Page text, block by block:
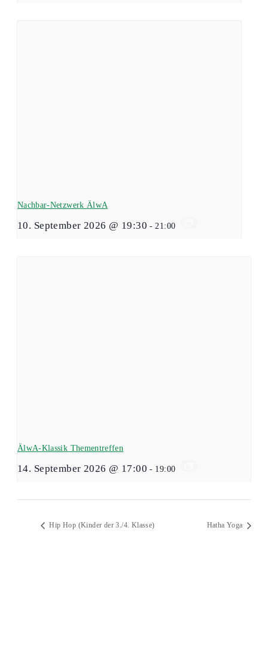
Nachbar-Netzwerk ÄlwA
10. September 2026 @ 19:30 - 21:00
ÄlwA-Klassik Thementreffen
14. September 2026 @ 17:00 - 19:00
Hip Hop (Kinder der 3./4. Klasse) Hatha Yoga